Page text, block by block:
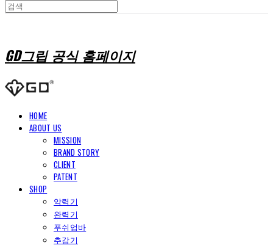
GD그립 공식 홈페이지
HOME
ABOUT US
MISSION
BRAND STORY
CLIENT
PATENT
SHOP
악력기
완력기
푸쉬업바
추감기